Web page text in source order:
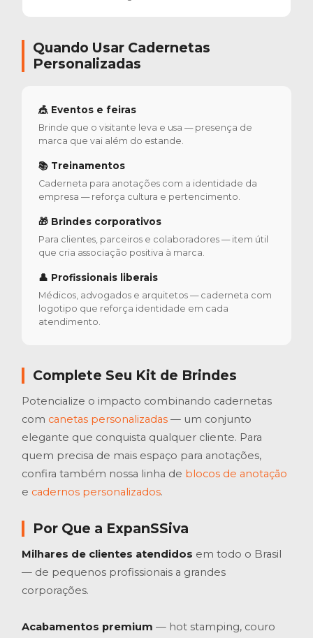
Quando Usar Cadernetas
Personalizadas
🎪 Eventos e feiras
Brinde que o visitante leva e usa — presença de
marca que vai além do estande.
📚 Treinamentos
Caderneta para anotações com a identidade da
empresa — reforça cultura e pertencimento.
🎁 Brindes corporativos
Para clientes, parceiros e colaboradores — item útil
que cria associação positiva à marca.
👤 Profissionais liberais
Médicos, advogados e arquitetos — caderneta com
logotipo que reforça identidade em cada
atendimento.
Complete Seu Kit de Brindes
Potencialize o impacto combinando cadernetas
com canetas personalizadas — um conjunto
elegante que conquista qualquer cliente. Para
quem precisa de mais espaço para anotações,
confira também nossa linha de blocos de anotação
e cadernos personalizados.
Por Que a ExpanSSiva
Milhares de clientes atendidos em todo o Brasil
— de pequenos profissionais a grandes
corporações.
Acabamentos premium — hot stamping, couro